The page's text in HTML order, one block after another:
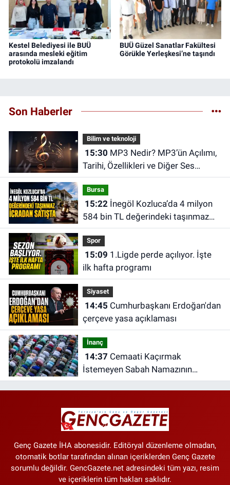
Kestel Belediyesi ile BUÜ
arasında mesleki eğitim
protokolü imzalandı
BUÜ Güzel Sanatlar Fakültesi
Görükle Yerleşkesi’ne taşındı
Son Haberler
Bilim ve teknoloji
15:30
Tarihi, Özellikleri ve Diğer Ses
Dosyalarından Farkları
Bursa
15:22İnegöl Kozluca’da 4 milyon
584 bin TL değerindeki taşınmaz
icradan satışta
Spor
15:09
ilk hafta programı
Siyaset
14:45
çerçeve yasa açıklaması
İnanç
14:37
İstemeyen Sabah Namazının
Sünnetini Terk Edebilir mi?
Genç Gazete İHA abonesidir. Editöryal düzenleme olmadan,
otomatik botlar tarafından alınan içeriklerden Genç Gazete
sorumlu değildir. GencGazete.net adresindeki tüm yazı, resim
ve içeriklerin tüm hakları saklıdır.